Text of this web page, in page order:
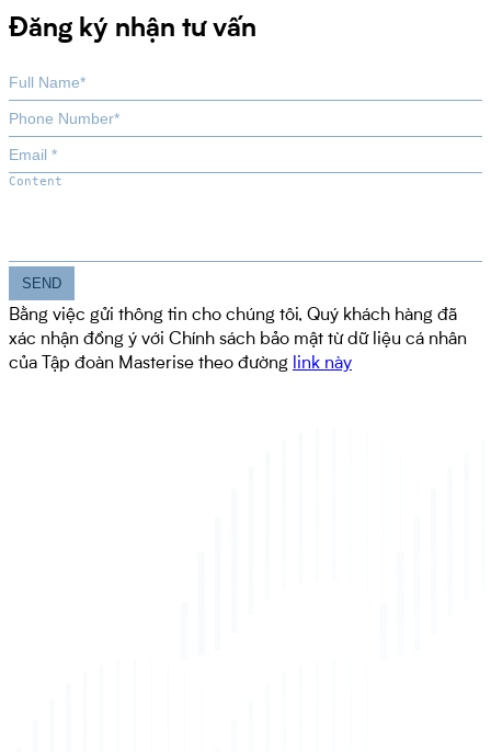
Đăng ký nhận tư vấn
Bằng việc gửi thông tin cho chúng tôi, Quý khách hàng đã
xác nhận đồng ý với Chính sách bảo mật từ dữ liệu cá nhân
của Tập đoàn Masterise theo đường link này